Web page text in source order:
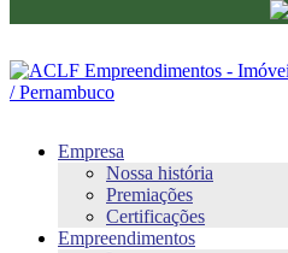
Empresa
Nossa história
Premiações
Certificações
Empreendimentos